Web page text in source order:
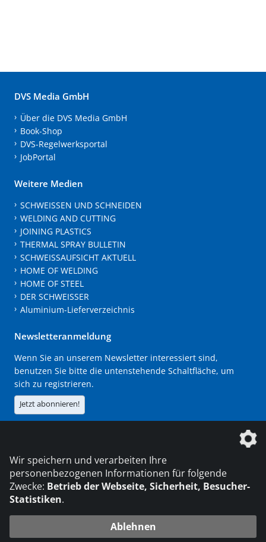
DVS Media GmbH
Über die DVS Media GmbH
Book-Shop
DVS-Regelwerksportal
JobPortal
Weitere Medien
SCHWEISSEN UND SCHNEIDEN
WELDING AND CUTTING
JOINING PLASTICS
THERMAL SPRAY BULLETIN
SCHWEISSAUFSICHT AKTUELL
HOME OF WELDING
HOME OF STEEL
DER SCHWEISSER
Aluminium-Lieferverzeichnis
Newsletteranmeldung
Wenn Sie an unserem Newsletter interessiert sind,
benutzen Sie bitte die untenstehende Schaltfläche, um
sich zu registrieren.
Jetzt abonnieren!
Die DVS Media GmbH ist ein Unternehmen der
Wir speichern und verarbeiten Ihre
personenbezogenen Informationen für folgende
Zwecke: Betrieb der Webseite, Sicherheit, Besucher-
Statistiken.
Ablehnen